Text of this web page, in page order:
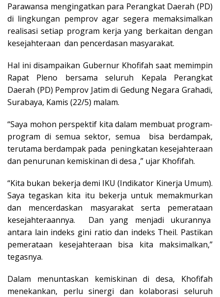
Parawansa mengingatkan para Perangkat Daerah (PD)
di lingkungan pemprov agar segera memaksimalkan
realisasi setiap program kerja yang berkaitan dengan
kesejahteraan dan pencerdasan masyarakat.
Hal ini disampaikan Gubernur Khofifah saat memimpin
Rapat Pleno bersama seluruh Kepala Perangkat
Daerah (PD) Pemprov Jatim di Gedung Negara Grahadi,
Surabaya, Kamis (22/5) malam.
“Saya mohon perspektif kita dalam membuat program-
program di semua sektor, semua bisa berdampak,
terutama berdampak pada peningkatan kesejahteraan
dan penurunan kemiskinan di desa ,” ujar Khofifah.
“Kita bukan bekerja demi IKU (Indikator Kinerja Umum).
Saya tegaskan kita itu bekerja untuk memakmurkan
dan mencerdaskan masyarakat serta pemerataan
kesejahteraannya. Dan yang menjadi ukurannya
antara lain indeks gini ratio dan indeks Theil. Pastikan
pemerataan kesejahteraan bisa kita maksimalkan,”
tegasnya.
Dalam menuntaskan kemiskinan di desa, Khofifah
menekankan, perlu sinergi dan kolaborasi seluruh